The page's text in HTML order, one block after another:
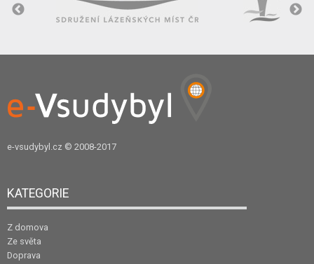
e-vsudybyl.cz © 2008-2017
KATEGORIE
Z domova
Ze světa
Doprava